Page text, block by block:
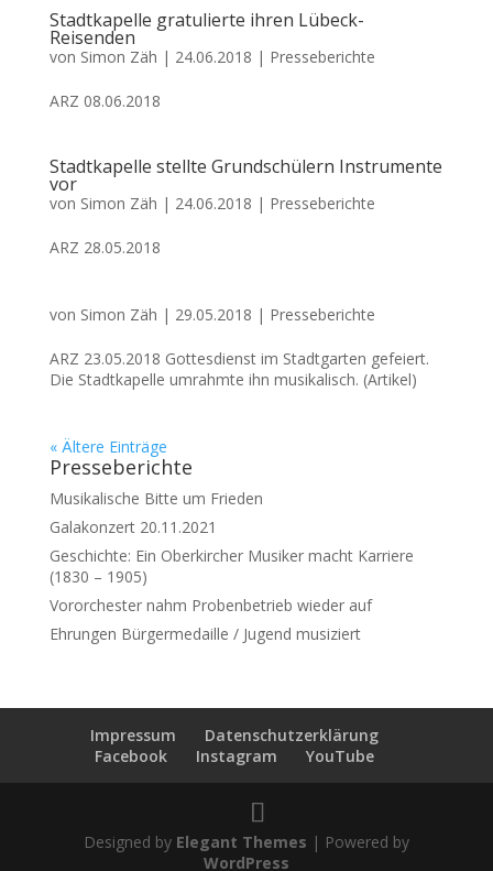
Stadtkapelle gratulierte ihren Lübeck-
Reisenden
von Simon Zäh | 24.06.2018 | Presseberichte
ARZ 08.06.2018
Stadtkapelle stellte Grundschülern Instrumente
vor
von Simon Zäh | 24.06.2018 | Presseberichte
ARZ 28.05.2018
von Simon Zäh | 29.05.2018 | Presseberichte
ARZ 23.05.2018 Gottesdienst im Stadtgarten gefeiert.
Die Stadtkapelle umrahmte ihn musikalisch. (Artikel)
« Ältere Einträge
Presseberichte
Musikalische Bitte um Frieden
Galakonzert 20.11.2021
Geschichte: Ein Oberkircher Musiker macht Karriere
(1830 – 1905)
Vororchester nahm Probenbetrieb wieder auf
Ehrungen Bürgermedaille / Jugend musiziert
Impressum
Datenschutzerklärung
Facebook
Instagram YouTube
Designed by Elegant Themes | Powered by
WordPress